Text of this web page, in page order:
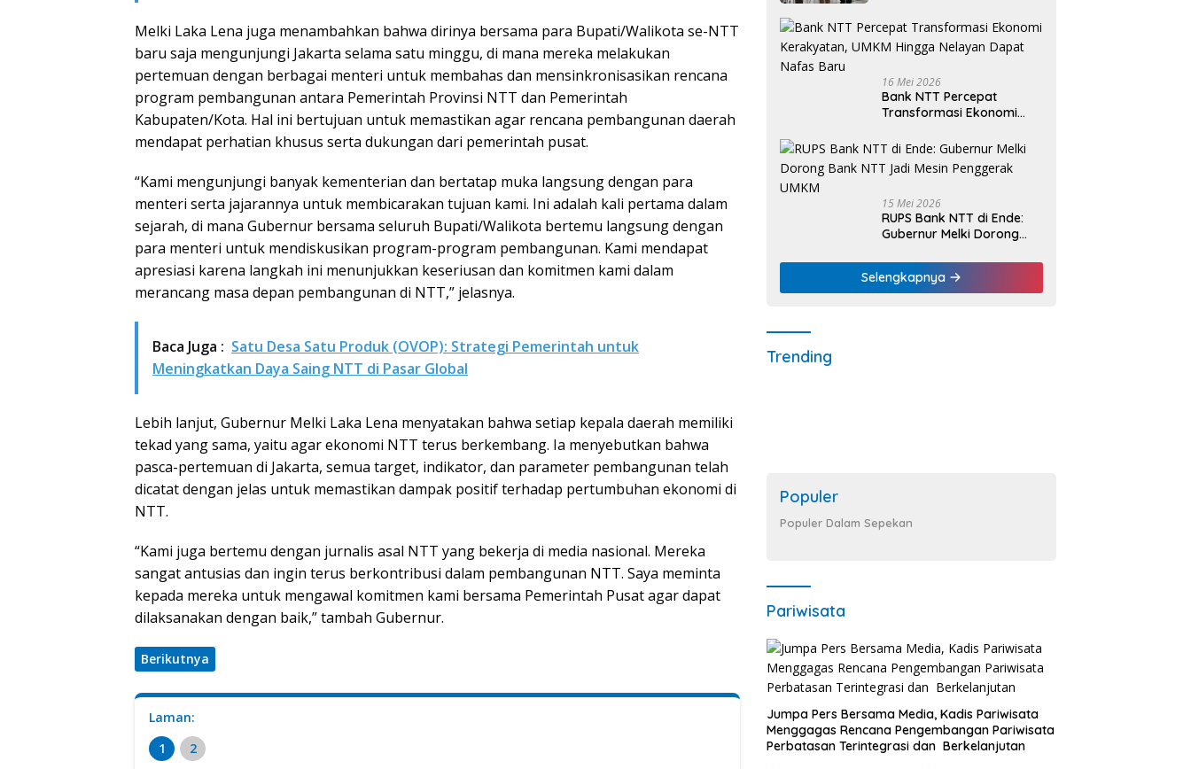
Melki Laka Lena juga menambahkan bahwa dirinya bersama para Bupati/Walikota se-NTT
baru saja mengunjungi Jakarta selama satu minggu, di mana mereka melakukan
pertemuan dengan berbagai menteri untuk membahas dan mensinkronisasikan rencana
program pembangunan antara Pemerintah Provinsi NTT dan Pemerintah
Kabupaten/Kota. Hal ini bertujuan untuk memastikan agar rencana pembangunan daerah
mendapat perhatian khusus serta dukungan dari pemerintah pusat.
“Kami mengunjungi banyak kementerian dan bertatap muka langsung dengan para
menteri serta jajarannya untuk membicarakan tujuan kami. Ini adalah kali pertama dalam
sejarah, di mana Gubernur bersama seluruh Bupati/Walikota bertemu langsung dengan
para menteri untuk mendiskusikan program-program pembangunan. Kami mendapat
apresiasi karena langkah ini menunjukkan keseriusan dan komitmen kami dalam
merancang masa depan pembangunan di NTT,” jelasnya.
Baca Juga : Satu Desa Satu Produk (OVOP): Strategi Pemerintah untuk
Meningkatkan Daya Saing NTT di Pasar Global
Lebih lanjut, Gubernur Melki Laka Lena menyatakan bahwa setiap kepala daerah memiliki
tekad yang sama, yaitu agar ekonomi NTT terus berkembang. Ia menyebutkan bahwa
pasca-pertemuan di Jakarta, semua target, indikator, dan parameter pembangunan telah
dicatat dengan jelas untuk memastikan dampak positif terhadap pertumbuhan ekonomi di
NTT.
“Kami juga bertemu dengan jurnalis asal NTT yang bekerja di media nasional. Mereka
sangat antusias dan ingin terus berkontribusi dalam pembangunan NTT. Saya meminta
kepada mereka untuk mengawal komitmen kami bersama Pemerintah Pusat agar dapat
dilaksanakan dengan baik,” tambah Gubernur.
Berikutnya
Laman:
1
2
Mahasiswa Universitas
Katolik Weetebula
16 Mei 2026
Bank NTT Percepat
Transformasi Ekonomi
Nelayan Dapat Nafas
Baru
15 Mei 2026
RUPS Bank NTT di Ende:
Gubernur Melki Dorong
Penggerak UMKM
Selengkapnya
Trending
Populer
Populer Dalam Sepekan
Pariwisata
Jumpa Pers Bersama Media, Kadis Pariwisata
Menggagas Rencana Pengembangan Pariwisata
Perbatasan Terintegrasi dan Berkelanjutan